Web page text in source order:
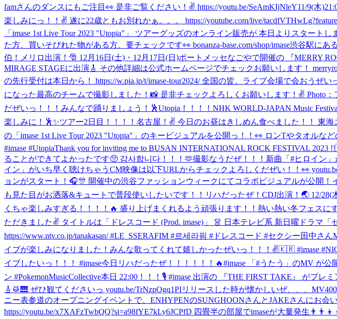
famさんのダンスにもご注目👀 是非ご覧ください！✌️ https://youtu.be/SeAmKIjNleY11/9(木
楽しみにっ！！✌️ 遂に22歳ともお別れかぁ。。。 https://youtube.com/live/
「imase 1st Live Tour 2023 "Utopia"」 ツアーグッズのオンライン販売が 本日よりスター
た方、買いそびれた物がある方、要チェックです👀 bonanza-base.com/shop/imase渋谷駅にあ
伯！
メリロ出演！🎅 12月16日(土)・12月17日(日)ポートメッセなごやで開催の 『MERRY
MIRAGE STAGEに出演🎸 その他詳細は公式ホームページでチェックお願いします！
の先行受付は本日から！ https://w.pia.jp/t/imase-tour2024/ 全国の皆、ライブ会場で会おうぜい
になった最高のチームで撮影しました！📸 是非チェックよろしくお願いします！✌️ Photo：
だぜいっ！！！みんなで踊りましょう！🕺Utopia！！！！ NHK WORLD-JAPAN Music
楽しみに！🕺✨ツアー2日目！！！！名古屋！✌️ 今日のお昼はきしめん食べました！！ 東
の「imase 1st Live Tour 2023 "Utopia"」のキービジュアルを公開っ！！👀 ロンTやタオル
#imase #UtopiaThank you for inviting me to BUSAN INTERNATIONAL ROCK FESTIVAL
ることができてよかったです🥺 감사합니다！！！🫶撮影なうだぜ！！！ 新曲「#ヒロイン
イン」がいち早く聴けちゃうCM映像は以下URLからチェックよろしくだぜい！！👀
ョンがスタート！🎧🎊 開催中の渋谷ファッションウィークにてコラボビジュアルが公開
も見た目がお洒落&キュートで普段使いしたいです！！ リハだったぜ！ CDJ出演！🌏 12/28(
くちゃ楽しみすぎる！！！！🔥 盛り上げまくれるよう頑張ります！！熱い熱い冬フェスに
ただきました✌️ タイトルは「ドレスコード (Prod. imase)」 👗 日本テレビ系 新日曜ドラマ
https://www.ntv.co.jp/tanakasan/ #LE_SSERAFIM #르세라핌 #ドレスコード #セクシー田中さん
イブが楽しみになりました！ みんな歌ってくれて嬉しかったぜいっ！！！✌️🇰🇷 #imase
イブしたいっ！！！ #imase今日リハだったぜ！！！！！！🔥#imase 「#うたう」のMV が
ン #PokemonMusicCollective本日 22:00！！！🎙️ #imase 出演の 『THE FIRST TAKE』 がプレ
🎸🥁🎹 ぜひ観てくださいっ youtu.be/TrNzpOgq1PIリリースした時が懐かしいぜ、、、
ニー表参道のオープニングイベントで、ENHYPENのSUNGHOONさんとJAKEさんにお会
https://youtu.be/x7XAFzTwbQQ?si=a98fYE7kLy6JCPfD 四畳半の部屋でimaseが大量発生